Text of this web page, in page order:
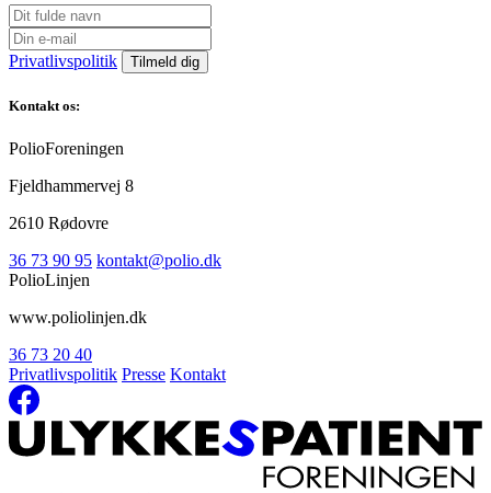
Privatlivspolitik
Kontakt os:
PolioForeningen
Fjeldhammervej 8
2610 Rødovre
36 73 90 95 kontakt@polio.dk
PolioLinjen
www.poliolinjen.dk
36 73 20 40
Privatlivspolitik Presse Kontakt